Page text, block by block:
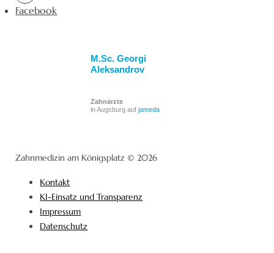
Facebook
M.Sc. Georgi
Aleksandrov
Zahnärzte
in Augsburg aufjameda
Zahnmedizin am Königsplatz © 2026
Kontakt
KI-Einsatz und Transparenz
Impressum
Datenschutz